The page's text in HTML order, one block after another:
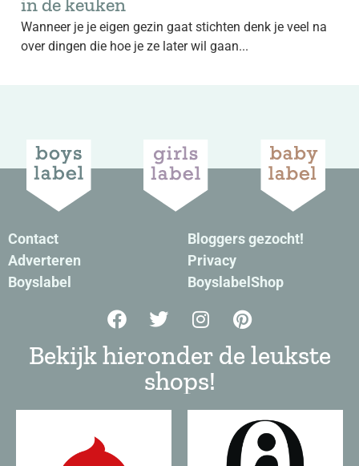
Wanneer je je eigen gezin gaat stichten denk je veel na
over dingen die hoe je ze later wil gaan...
Contact
Adverteren
Boyslabel
Bloggers gezocht!
Privacy
BoyslabelShop
Bekijk hieronder de leukste
shops!